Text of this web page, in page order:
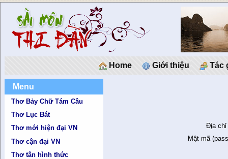
Home Giới thiệu Tác
Menu
Thơ Bảy Chữ Tám Câu
Thơ Lục Bát
Thơ mới hiện đại VN
Thơ cận đại VN
Thơ tân hình thức
Địa chỉ
Mật mã